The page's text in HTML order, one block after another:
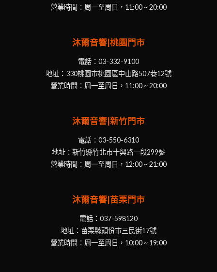
營業時間：周一至周日，11:00 ~ 20:00
沐爾音響|桃園門市
電話： 03-332-9100
地址： 330桃園市桃園區中山路507巷12號
營業時間：周一至周日，11:00 ~ 20:00
沐爾音響|新竹門市
電話： 03-550-6310
地址： 新竹縣竹北市十興路一段299號
營業時間：周一至周日，12:00 ~ 21:00
沐爾音響|苗栗門市
電話： 037-598120
地址： 苗栗縣頭份市三民街17號
營業時間：周一至周日，10:00 ~ 19:00